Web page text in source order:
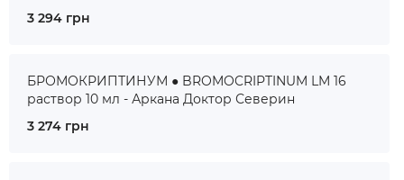
3 294 грн
БРОМОКРИПТИНУМ ● BROMOCRIPTINUM LM 16
раствор 10 мл - Аркана Доктор Северин
3 274 грн